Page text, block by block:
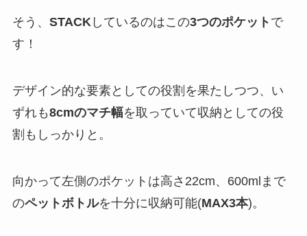
そう、 STACKしているのはこの3つのポケット で
す！
デザイン的な要素としての役割を果たしつつ、い
ずれも8cmのマチ幅を取っていて収納としての役
割もしっかりと。
向かって左側のポケットは高さ22cm、600mlまで
のペットボトルを十分に収納可能(MAX3本)。